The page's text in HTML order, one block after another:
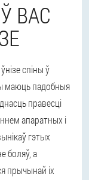
ВАС
спіны ў
маюць падобныя
правесці
апаратных і
гэтых
боляў, а
прычынай іх